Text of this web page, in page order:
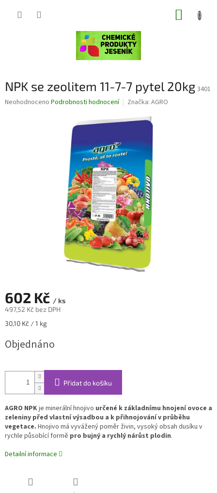
NPK se zeolitem 11-7-7 pytel 20kg 3401
Průměrné
Neohodnoceno Podrobnosti hodnocení Značka: AGRO
602 Kč / ks
497,52 Kč bez DPH
Měrná
30,10 Kč / 1 kg
Objednáno
Přidat do košíku
AGRO NPKje minerální hnojivo určené k základnímu hnojení ovoce a
zeleniny před vlastní výsadbou a k přihnojování v průběhu
vegetace. Hnojivo má vyvážený poměr živin, vysoký obsah dusíku v
rychle působící formě pro bujný a rychlý nárůst plodin.
Detailní informace